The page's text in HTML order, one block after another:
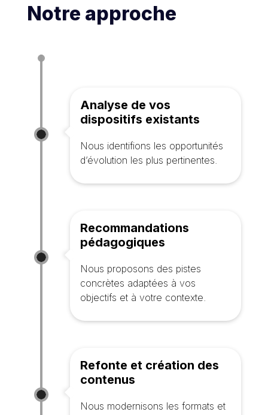
Notre approche
Analyse de vos
dispositifs existants
Nous identifions les opportunités
d’évolution les plus pertinentes.
Recommandations
pédagogiques
Nous proposons des pistes
concrètes adaptées à vos
objectifs et à votre contexte.
Refonte et création des
contenus
Nous modernisons les formats et